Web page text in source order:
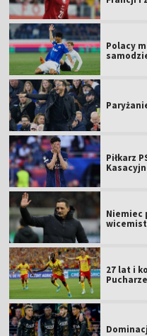
Polacy
Piłkarz
Niemiec
27 lat i